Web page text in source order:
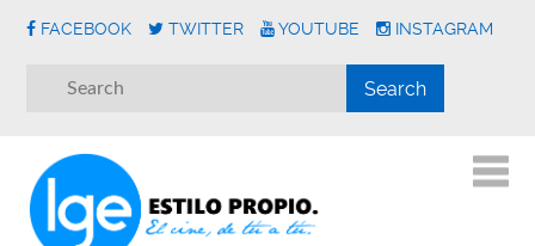
FACEBOOK TWITTER YOUTUBE INSTAGRAM